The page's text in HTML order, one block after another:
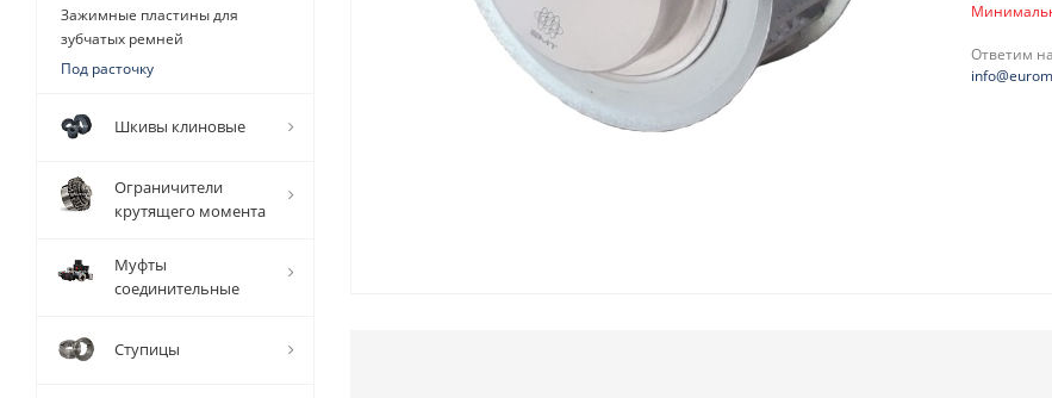
Ответим
Зажимные пластины для
зубчатых ремней
Под расточку
Шкивы клиновые
Ограничители
крутящего момента
Муфты
соединительные
Ступицы